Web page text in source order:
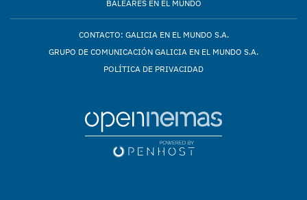
BALEARES EN EL MUNDO
CONTACTO: GALICIA EN EL MUNDO S.A.
GRUPO DE COMUNICACIÓN GALICIA EN EL MUNDO S.A.
POLÍTICA DE PRIVACIDAD